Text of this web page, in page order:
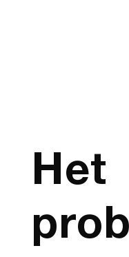
Het